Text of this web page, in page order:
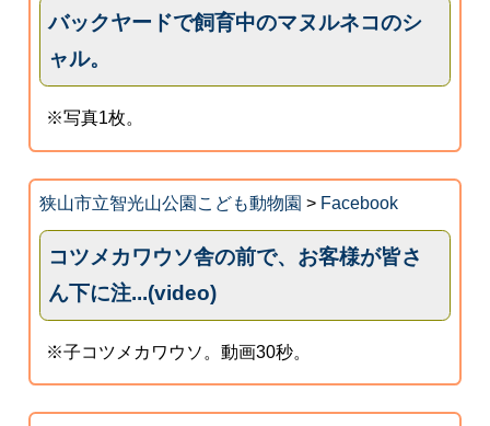
バックヤードで飼育中のマヌルネコのシ
ャル。
※写真1枚。
狭山市立智光山公園こども動物園 > Facebook
コツメカワウソ舎の前で、お客様が皆さ
ん下に注...(video)
※子コツメカワウソ。動画30秒。